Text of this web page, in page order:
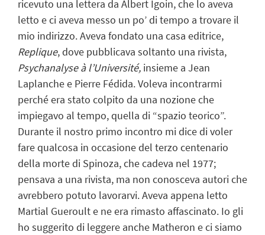
ricevuto una lettera da Albert Igoin, che lo aveva
letto e ci aveva messo un po’ di tempo a trovare il
mio indirizzo. Aveva fondato una casa editrice,
Replique, dove pubblicava soltanto una rivista,
Psychanalyse à l’Université, insieme a Jean
Laplanche e Pierre Fédida. Voleva incontrarmi
perché era stato colpito da una nozione che
impiegavo al tempo, quella di “spazio teorico”.
Durante il nostro primo incontro mi dice di voler
fare qualcosa in occasione del terzo centenario
della morte di Spinoza, che cadeva nel 1977;
pensava a una rivista, ma non conosceva autori che
avrebbero potuto lavorarvi. Aveva appena letto
Martial Gueroult e ne era rimasto affascinato. Io gli
ho suggerito di leggere anche Matheron e ci siamo